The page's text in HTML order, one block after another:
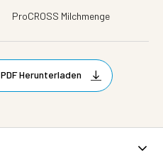
ProCROSS Milchmenge
PDF Herunterladen